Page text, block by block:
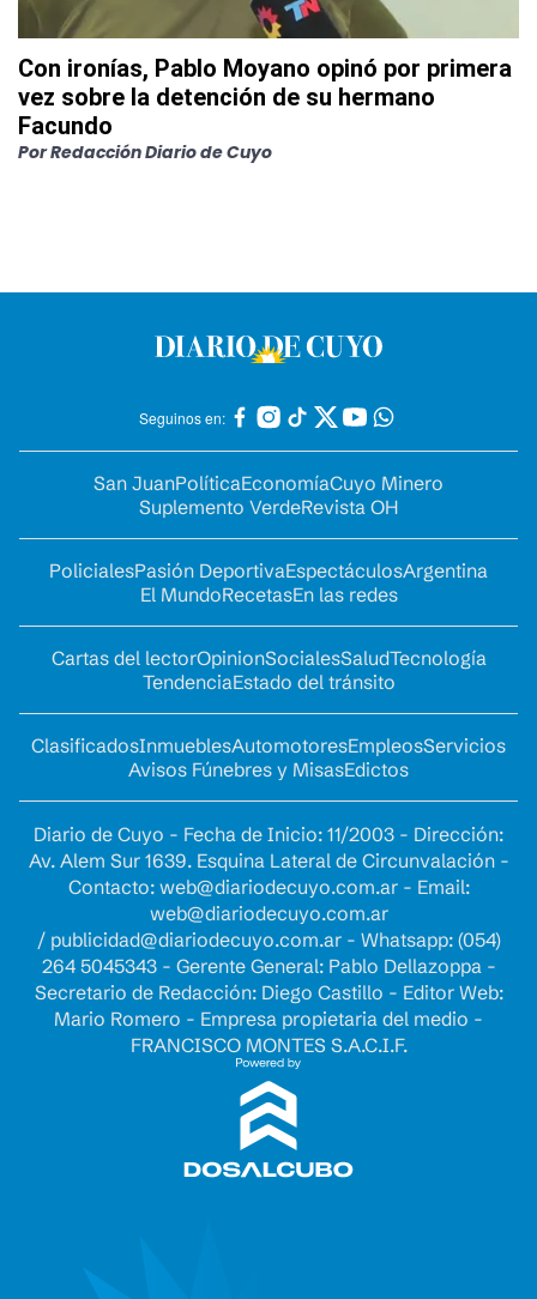
Con ironías, Pablo Moyano opinó por primera
vez sobre la detención de su hermano
Facundo
PorRedacción Diario de Cuyo
Seguinos en:
San JuanPolíticaEconomíaCuyo Minero
Suplemento VerdeRevista OH
PolicialesPasión DeportivaEspectáculosArgentina
El MundoRecetasEn las redes
Cartas del lectorOpinionSocialesSaludTecnología
TendenciaEstado del tránsito
ClasificadosInmueblesAutomotoresEmpleosServicios
Avisos Fúnebres y MisasEdictos
Diario de Cuyo - Fecha de Inicio: 11/2003 - Dirección:
Av. Alem Sur 1639. Esquina Lateral de Circunvalación -
Contacto: web@diariodecuyo.com.ar- Email:
web@diariodecuyo.com.ar
/ publicidad@diariodecuyo.com.ar- Whatsapp: (054)
264 5045343 - Gerente General: Pablo Dellazoppa -
Secretario de Redacción: Diego Castillo - Editor Web:
Mario Romero - Empresa propietaria del medio -
FRANCISCO MONTES S.A.C.I.F.